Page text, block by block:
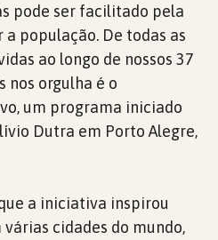
pode ser facilitado pela
população. De todas as
ao longo de nossos 37
nos orgulha é o
um programa iniciado
Dutra em Porto Alegre,
a iniciativa inspirou
cidades do mundo,